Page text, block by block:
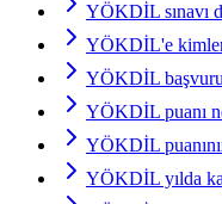
YÖKDİL sınavı
YÖKDİL'e
YÖKDİL
YÖKDİL puanı
YÖKDİL
YÖKDİL yılda